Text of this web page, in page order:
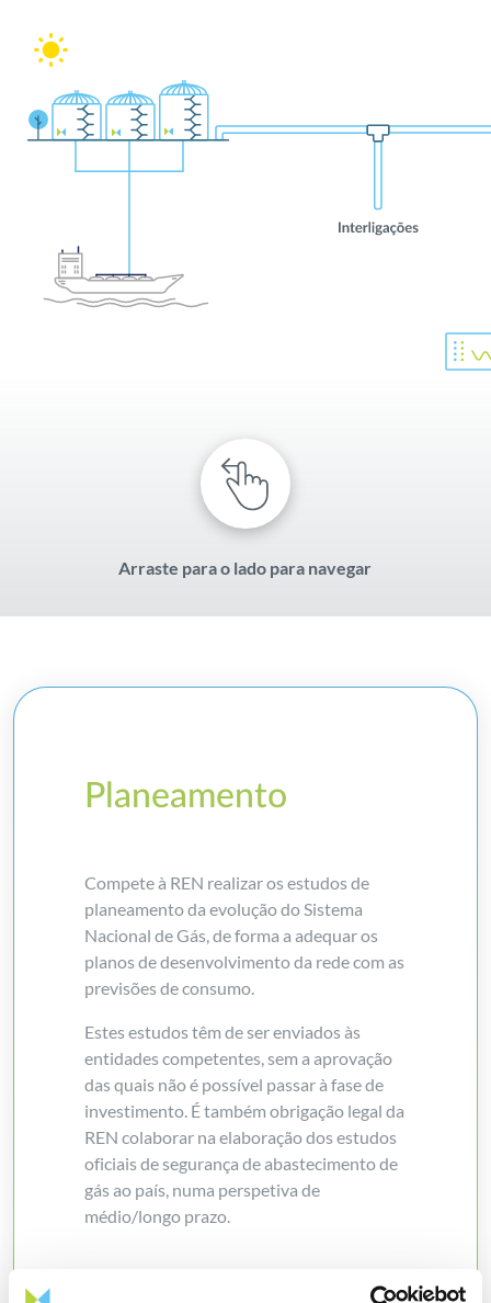
Arraste para o lado para navegar
Planeamento
Compete à REN realizar os estudos de
planeamento da evolução do Sistema
Nacional de Gás, de forma a adequar os
planos de desenvolvimento da rede com as
previsões de consumo.
Estes estudos têm de ser enviados às
entidades competentes, sem a aprovação
das quais não é possível passar à fase de
investimento. É também obrigação legal da
REN colaborar na elaboração dos estudos
oficiais de segurança de abastecimento de
gás ao país, numa perspetiva de
médio/longo prazo.